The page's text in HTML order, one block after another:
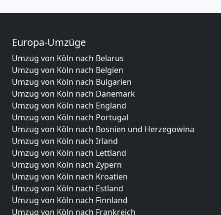
Europa-Umzüge
Umzug von Köln nach Belarus
Umzug von Köln nach Belgien
Umzug von Köln nach Bulgarien
Umzug von Köln nach Dänemark
Umzug von Köln nach England
Umzug von Köln nach Portugal
Umzug von Köln nach Bosnien und Herzegowina
Umzug von Köln nach Irland
Umzug von Köln nach Lettland
Umzug von Köln nach Zypern
Umzug von Köln nach Kroatien
Umzug von Köln nach Estland
Umzug von Köln nach Finnland
Umzug von Köln nach Frankreich